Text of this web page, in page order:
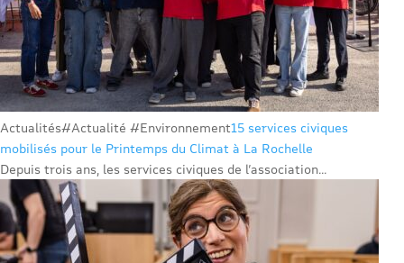
Actualités#Actualité #Environnement15 services civiques
mobilisés pour le Printemps du Climat à La Rochelle
Depuis trois ans, les services civiques de l’association...